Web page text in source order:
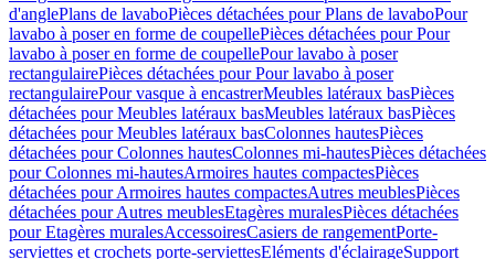
d'anglePlans de lavaboPièces détachées pour Plans de lavaboPour
lavabo à poser en forme de coupellePièces détachées pour Pour
lavabo à poser en forme de coupellePour lavabo à poser
rectangulairePièces détachées pour Pour lavabo à poser
rectangulairePour vasque à encastrerMeubles latéraux basPièces
détachées pour Meubles latéraux basMeubles latéraux basPièces
détachées pour Meubles latéraux basColonnes hautesPièces
détachées pour Colonnes hautesColonnes mi-hautesPièces détachées
pour Colonnes mi-hautesArmoires hautes compactesPièces
détachées pour Armoires hautes compactesAutres meublesPièces
détachées pour Autres meublesEtagères muralesPièces détachées
pour Etagères muralesAccessoiresCasiers de rangementPorte-
serviettes et crochets porte-serviettesEléments d'éclairageSupport